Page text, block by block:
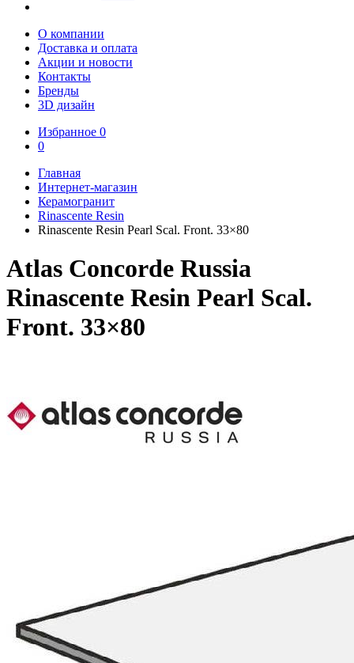
О компании
Доставка и оплата
Акции и новости
Контакты
Бренды
3D дизайн
Избранное 0
0
Главная
Интернет-магазин
Керамогранит
Rinascente Resin
Rinascente Resin Pearl Scal. Front. 33×80
Atlas Concorde Russia
Rinascente Resin Pearl Scal.
Front. 33×80